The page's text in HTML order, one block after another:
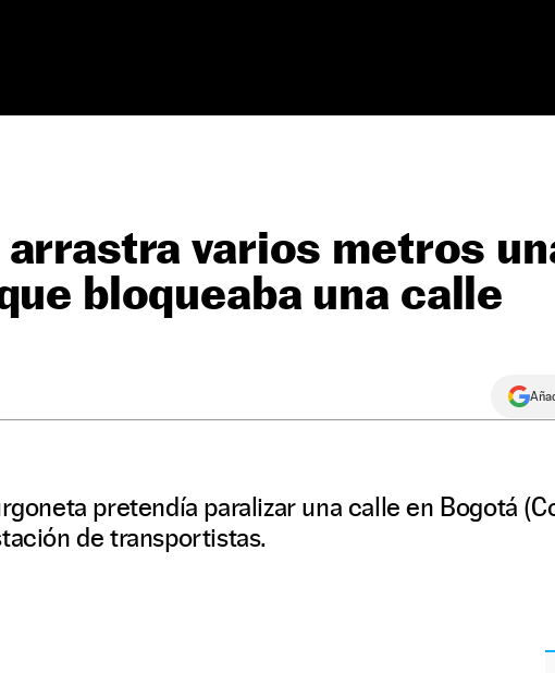
arrastra varios metros
bloqueaba una calle
pretendía paralizar una calle en Bogotá
de transportistas.